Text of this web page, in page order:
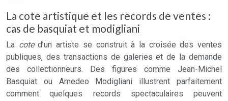
La cote artistique et les records de ventes :
cas de basquiat et modigliani
La coted’un artiste se construit à la croisée des ventes
publiques, des transactions de galeries et de la demande
des collectionneurs. Des figures comme Jean-Michel
Basquiat ou Amedeo Modigliani illustrent parfaitement
comment quelques records spectaculaires peuvent